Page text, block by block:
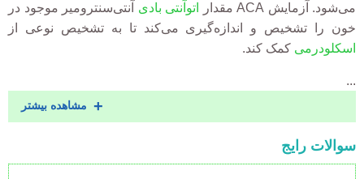
می‌شود. آزمایش ACA مقدار
اتوآنتی بادی آنتی‌سنترومیر موجود در
خون را تشخیص و اندازه‌گیری می‌کند تا به تشخیص نوعی از
اسکلودرمی کمک کند.
...
مشاهده بیشتر
Accordion
Title
سوالات رایج